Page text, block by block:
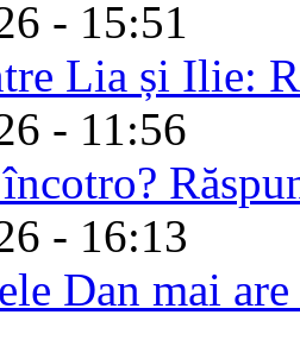
- 15:51
Lia și Ilie:
- 11:56
- 16:13
Dan mai